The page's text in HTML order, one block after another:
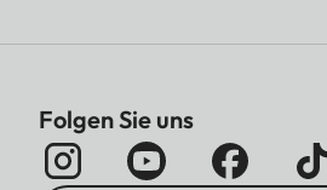
Folgen Sie uns